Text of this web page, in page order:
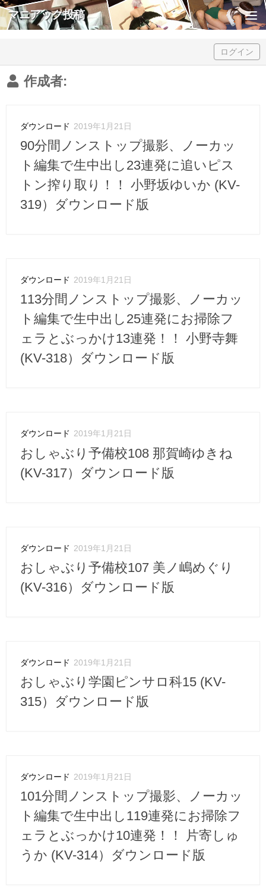
Skip to content
マニアック投稿
ログイン
作成者:
ダウンロード 2019年1月21日
90分間ノンストップ撮影、ノーカッ
ト編集で生中出し23連発に追いピス
トン搾り取り！！ 小野坂ゆいか (KV-
319）ダウンロード版
ダウンロード 2019年1月21日
113分間ノンストップ撮影、ノーカッ
ト編集で生中出し25連発にお掃除フ
ェラとぶっかけ13連発！！ 小野寺舞
(KV-318）ダウンロード版
ダウンロード 2019年1月21日
おしゃぶり予備校108 那賀崎ゆきね
(KV-317）ダウンロード版
ダウンロード 2019年1月21日
おしゃぶり予備校107 美ノ嶋めぐり
(KV-316）ダウンロード版
ダウンロード 2019年1月21日
おしゃぶり学園ピンサロ科15 (KV-
315）ダウンロード版
ダウンロード 2019年1月21日
101分間ノンストップ撮影、ノーカッ
ト編集で生中出し119連発にお掃除フ
ェラとぶっかけ10連発！！ 片寄しゅ
うか (KV-314）ダウンロード版